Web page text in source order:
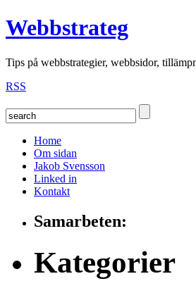
Webbstrateg
Tips på webbstrategier, webbsidor,
RSS
Home
Om sidan
Jakob Svensson
Linked in
Kontakt
Samarbeten:
Kategorier